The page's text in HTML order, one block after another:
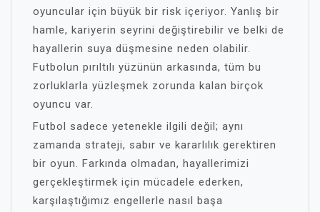
oyuncular için büyük bir risk içeriyor. Yanlış bir
hamle, kariyerin seyrini değiştirebilir ve belki de
hayallerin suya düşmesine neden olabilir.
Futbolun pırıltılı yüzünün arkasında, tüm bu
zorluklarla yüzleşmek zorunda kalan birçok
oyuncu var.
Futbol sadece yetenekle ilgili değil; aynı
zamanda strateji, sabır ve kararlılık gerektiren
bir oyun. Farkında olmadan, hayallerimizi
gerçekleştirmek için mücadele ederken,
karşılaştığımız engellerle nasıl başa